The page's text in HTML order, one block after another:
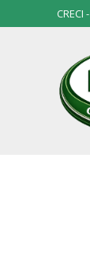
CRECI